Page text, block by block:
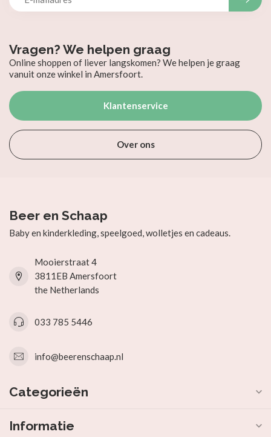
Vragen? We helpen graag
Online shoppen of liever langskomen? We helpen je graag
vanuit onze winkel in Amersfoort.
Klantenservice
Over ons
Beer en Schaap
Baby en kinderkleding, speelgoed, wolletjes en cadeaus.
Mooierstraat 4
3811EB Amersfoort
the Netherlands
033 785 5446
info@beerenschaap.nl
Categorieën
Informatie